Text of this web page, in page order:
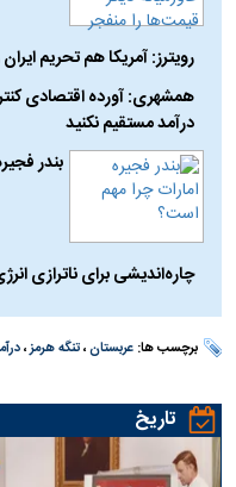
رویترز: آمریکا هم تحریم
همشهری: آورده اقتصادی
درآمد مستقیم نکنید
بندر
چاره‌اندیشی برای ناترازی
برچسب ها:عربستان،تنگه هرمز،
تاریخ